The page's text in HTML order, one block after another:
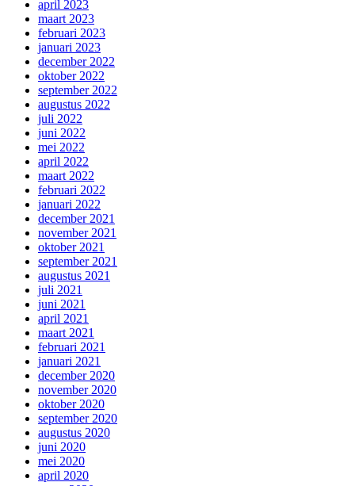
april 2023
maart 2023
februari 2023
januari 2023
december 2022
oktober 2022
september 2022
augustus 2022
juli 2022
juni 2022
mei 2022
april 2022
maart 2022
februari 2022
januari 2022
december 2021
november 2021
oktober 2021
september 2021
augustus 2021
juli 2021
juni 2021
april 2021
maart 2021
februari 2021
januari 2021
december 2020
november 2020
oktober 2020
september 2020
augustus 2020
juni 2020
mei 2020
april 2020